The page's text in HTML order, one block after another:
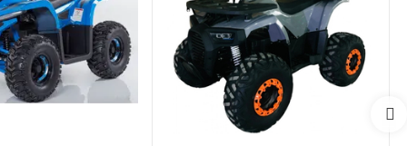
только в топовых внедорожниках и на голову
моментально передает крутящий момент и меньше
Есть
3
Есть + режим реверса (задний ход)